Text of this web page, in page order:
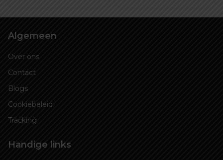
Algemeen
Over ons
Contact
Blogs
Cookiebeleid
Tracking
Handige links